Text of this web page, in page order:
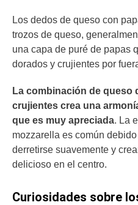
Los dedos de queso con
trozos de queso,
una capa de puré de papas
dorados y crujientes por
La combinación de queso
crujientes crea una
que es muy apreciada. La
mozzarella es común
derretirse suavemente y
delicioso en el centro.
Curiosidades sobre